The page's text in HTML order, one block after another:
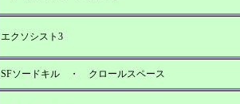
エクソシスト3
SFソードキル ・ クロールスペース